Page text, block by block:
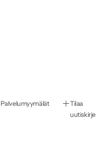
Palvelumyymälät
Tilaa
uutiskirje